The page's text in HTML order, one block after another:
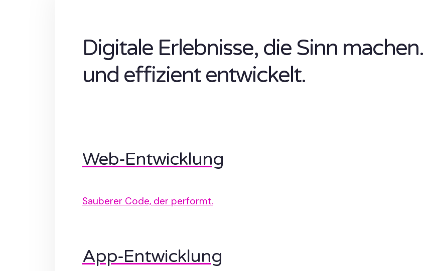
Digitale Erlebnisse, die Sinn
und effizient entwickelt.
Web-Entwicklung
Sauberer Code, der performt.
App-Entwicklung